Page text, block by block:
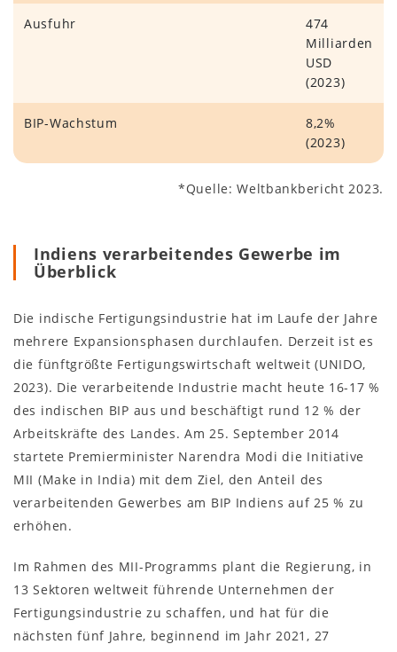
Ausfuhr
474
Milliarden
USD
(2023)
BIP-Wachstum
8,2%
(2023)
*Quelle: Weltbankbericht 2023.
Indiens verarbeitendes Gewerbe im
Überblick
Die indische Fertigungsindustrie hat im Laufe der Jahre
mehrere Expansionsphasen durchlaufen. Derzeit ist es
die fünftgrößte Fertigungswirtschaft weltweit (UNIDO,
2023). Die verarbeitende Industrie macht heute 16-17 %
des indischen BIP aus und beschäftigt rund 12 % der
Arbeitskräfte des Landes. Am 25. September 2014
startete Premierminister Narendra Modi die Initiative
MII (Make in India) mit dem Ziel, den Anteil des
verarbeitenden Gewerbes am BIP Indiens auf 25 % zu
erhöhen.
Im Rahmen des MII-Programms plant die Regierung, in
13 Sektoren weltweit führende Unternehmen der
Fertigungsindustrie zu schaffen, und hat für die
nächsten fünf Jahre, beginnend im Jahr 2021, 27